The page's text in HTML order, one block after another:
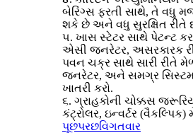
બેરિંગ્સ ફરતી સાથે, તે વધુ
શકે છે અને વધુ સુરક્ષિત રીતે
૫. ખાસ સ્ટેટર સાથે પેટન્ટ
એસી જનરેટર, અસરકારક
પવન ચક્ર સાથે સારી રીતે
જનરેટર, અને સમગ્ર
ખાતરી કરો.
૬. ગ્રાહકોની ચોક્કસ
કંટ્રોલર, ઇન્વર્ટર
પૂછપરછવિગતવાર